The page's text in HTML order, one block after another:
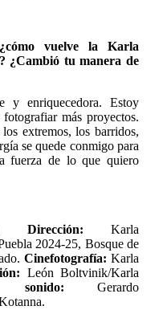
vuelve la Karla
¿Cambió tu manera de
y enriquecedora. Estoy
más proyectos.
extremos, los barridos,
se quede conmigo para
fuerza de lo que quiero
Dirección: Karla
2024-25, Bosque de
Cinefotografía: Karla
León Boltvinik/Karla
sonido: Gerardo